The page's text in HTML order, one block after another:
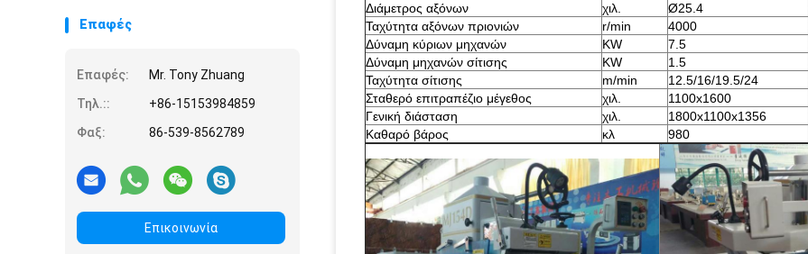
Επαφές
Επαφές:
Mr. Tony Zhuang
Τηλ.::
+86-15153984859
Φαξ:
86-539-8562789
Επικοινωνία
Διάμετρος αξόνων
χιλ. Ø25.4
Ταχύτητα αξόνων πριονιών
r/min 4000
Δύναμη κύριων μηχανών
KW 7.5
Δύναμη μηχανών σίτισης
KW 1.5
Ταχύτητα σίτισης
m/min 12.5/16/19.5/24
Σταθερό επιτραπέζιο μέγεθος
χιλ. 1100x1600
Γενική διάσταση
χιλ. 1800x1100x1356
Καθαρό βάρος
κλ 980